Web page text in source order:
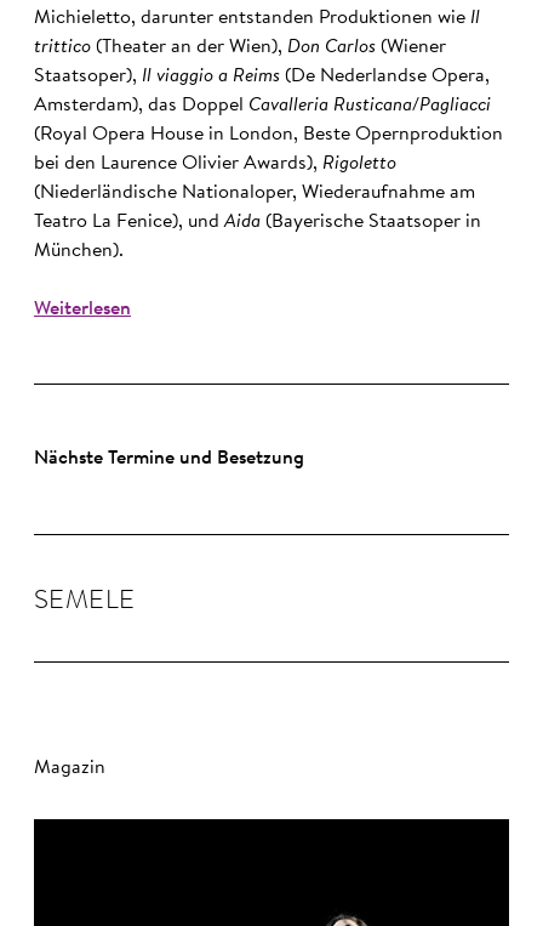
Michieletto, darunter entstanden Produktionen wie Il
trittico (Theater an der Wien), Don Carlos (Wiener
Staatsoper), Il viaggio a Reims (De Nederlandse Opera,
Amsterdam), das Doppel Cavalleria Rusticana/Pagliacci
(Royal Opera House in London, Beste Opernproduktion
bei den Laurence Olivier Awards), Rigoletto
(Niederländische Nationaloper, Wiederaufnahme am
Teatro La Fenice), undAida (Bayerische Staatsoper in
München).
Weiterlesen
Nächste Termine und Besetzung
SEMELE
Magazin